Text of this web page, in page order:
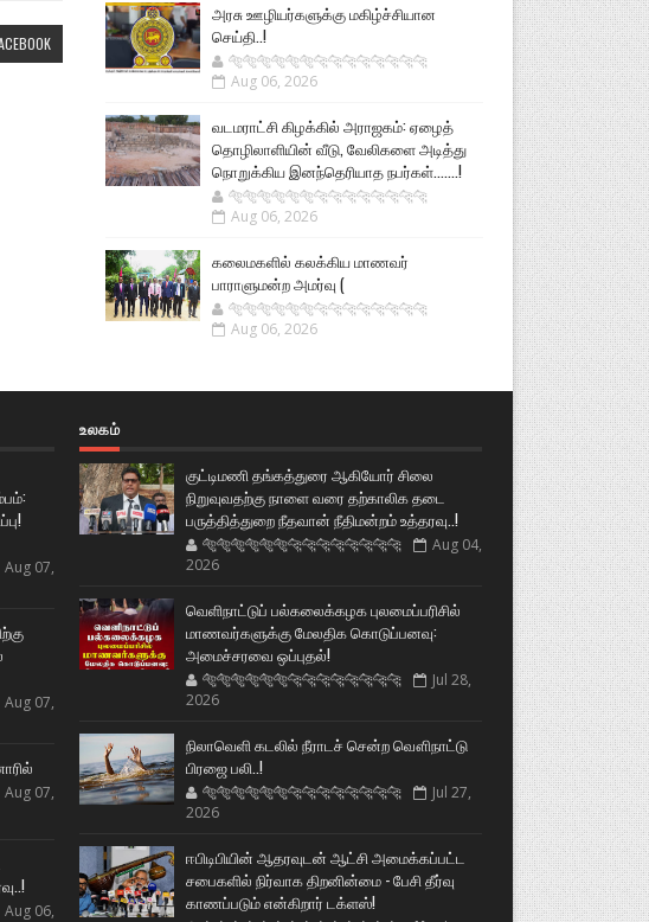
அரசு ஊழியர்களுக்கு மகிழ்ச்சியான
செய்தி..!
🐅🐅🐅🐅🐅🐅🐆🐆🐆🐆🐆🐆🐆🐆
Aug 06, 2026
வடமராட்சி கிழக்கில் அராஜகம்: ஏழைத்
தொழிலாளியின் வீடு, வேலிகளை அடித்து
நொறுக்கிய இனந்தெரியாத நபர்கள்.......!
🐅🐅🐅🐅🐅🐅🐆🐆🐆🐆🐆🐆🐆🐆
Aug 06, 2026
கலைமகளில் கலக்கிய மாணவர்
பாராளுமன்ற அமர்வு (
🐅🐅🐅🐅🐅🐅🐆🐆🐆🐆🐆🐆🐆🐆
Aug 06, 2026
Aug 07,
Aug 07,
Aug 07,
Aug 06,
உலகம்
குட்டிமணி தங்கத்துரை ஆகியோர் சிலை
நிறுவுவதற்கு நாளை வரை தற்காலிக தடை
பருத்தித்துறை நீதவான் நீதிமன்றம் உத்தரவு..!
🐅🐅🐅🐅🐅🐅🐆🐆🐆🐆🐆🐆🐆🐆
Aug 04,
2026
வெளிநாட்டுப் பல்கலைக்கழக புலமைப்பரிசில்
மாணவர்களுக்கு மேலதிக கொடுப்பனவு:
அமைச்சரவை ஒப்புதல்!
🐅🐅🐅🐅🐅🐅🐆🐆🐆🐆🐆🐆🐆🐆
Jul 28,
2026
நிலாவெளி கடலில் நீராடச் சென்ற வௌிநாட்டு
பிரஜை பலி..!
🐅🐅🐅🐅🐅🐅🐆🐆🐆🐆🐆🐆🐆🐆
Jul 27,
2026
ஈபிடிபியின் ஆதரவுடன் ஆட்சி அமைக்கப்பட்ட
சபைகளில் நிர்வாக திறனின்மை - பேசி தீர்வு
காணப்படும் என்கிறார் டக்ளஸ்!